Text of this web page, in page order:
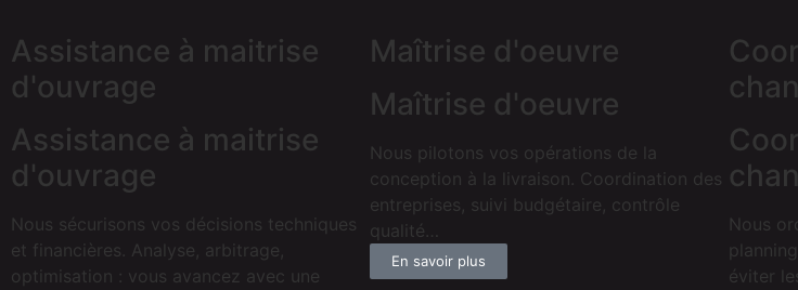
Assistance à maitrise
d'ouvrage
Assistance à maitrise
d'ouvrage
Nous sécurisons vos décisions techniques
et financières. Analyse, arbitrage,
optimisation : vous avancez avec une
Maîtrise d'oeuvre
Maîtrise d'oeuvre
Nous pilotons vos opérations de la
conception à la livraison. Coordination des
entreprises, suivi budgétaire, contrôle
qualité…
En savoir plus
Nous
éviter